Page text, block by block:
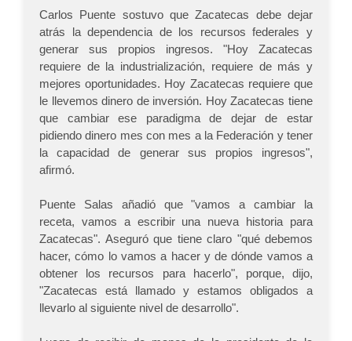
Carlos Puente sostuvo que Zacatecas debe dejar
atrás la dependencia de los recursos federales y
generar sus propios ingresos. "Hoy Zacatecas
requiere de la industrialización, requiere de más y
mejores oportunidades. Hoy Zacatecas requiere que
le llevemos dinero de inversión. Hoy Zacatecas tiene
que cambiar ese paradigma de dejar de estar
pidiendo dinero mes con mes a la Federación y tener
la capacidad de generar sus propios ingresos",
afirmó.
Puente Salas añadió que "vamos a cambiar la
receta, vamos a escribir una nueva historia para
Zacatecas". Aseguró que tiene claro "qué debemos
hacer, cómo lo vamos a hacer y de dónde vamos a
obtener los recursos para hacerlo", porque, dijo,
"Zacatecas está llamado y estamos obligados a
llevarlo al siguiente nivel de desarrollo".